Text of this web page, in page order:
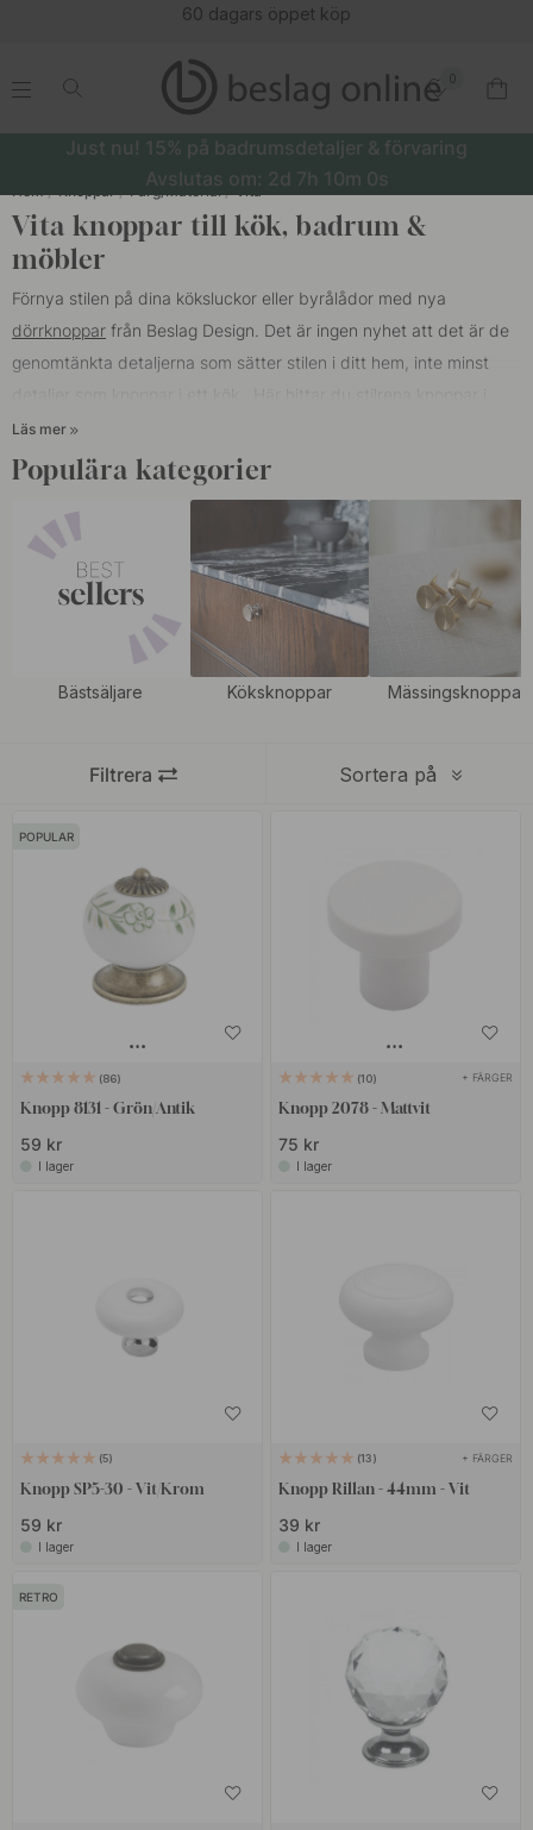
60 dagars öppet köp
.
0
.
Just nu! 15% på badrumsdetaljer & förvaring
Avslutas om: 2d 7h 10m 0s
Hem Knoppar Färg/Material Vita
Vita knoppar till kök, badrum &
möbler
Förnya stilen på dina köksluckor eller byrålådor med nya
dörrknoppar från Beslag Design. Det är ingen nyhet att det är de
genomtänkta detaljerna som sätter stilen i ditt hem, inte minst
olika utföranden som glas, marmor, vitt och i mattvit design.
Knoppar är en viktig detalj för inredningen i hemmet men har även
en betydande funktion som gör lådor och skåp enkla att
öppna. Kombinera gärna våra vita knoppar med handtag i vitt
utförande
för att ge ett spännande intryck samt ett enhetligt
utseende.
Läs mer
Populära kategorier
Bästsäljare Köksknoppar Mässingsknoppar
Sortera på
Filtrera
POPULAR
86
Knopp 8131 - Grön/Antik
59 kr
I lager
10 + FÄRGER
Knopp 2078 - Mattvit
75 kr
I lager
5
Knopp SP5-30 - Vit/Krom
59 kr
I lager
13 + FÄRGER
Knopp Rillan - 44mm - Vit
39 kr
I lager
RETRO